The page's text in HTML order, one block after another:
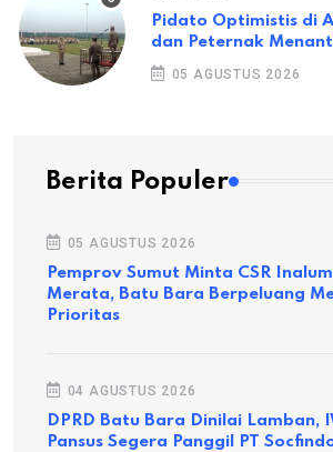
Pidato Optimistis di
dan Peternak
05 AGUSTUS 2026
Berita Populer
05 AGUSTUS 2026
Pemprov Sumut Minta CSR
Merata, Batu Bara Berpeluang
Prioritas
04 AGUSTUS 2026
DPRD Batu Bara Dinilai Lamban,
Pansus Segera Panggil PT